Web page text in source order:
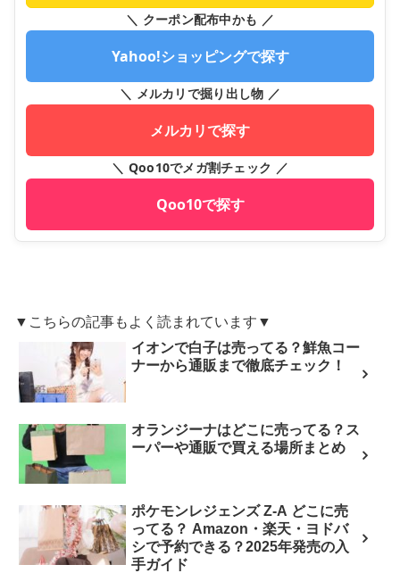
＼ クーポン配布中かも ／
Yahoo!ショッピングで探す
＼ メルカリで掘り出し物 ／
メルカリで探す
＼ Qoo10でメガ割チェック ／
Qoo10で探す
▼こちらの記事もよく読まれています▼
イオンで白子は売ってる？鮮魚コー
ナーから通販まで徹底チェック！
オランジーナはどこに売ってる？ス
ーパーや通販で買える場所まとめ
ポケモンレジェンズ Z-A どこに売
ってる？ Amazon・楽天・ヨドバ
シで予約できる？2025年発売の入
手ガイド